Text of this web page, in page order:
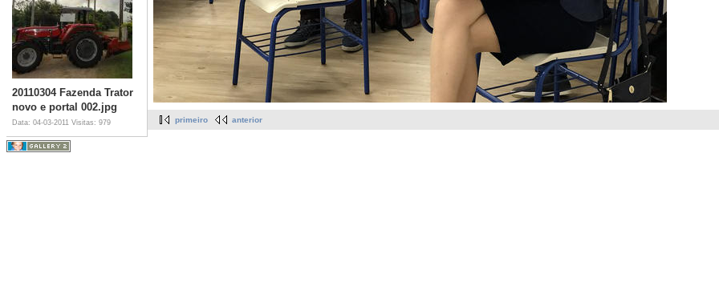
20110304 Fazenda Trator
novo e portal 002.jpg
Data: 04-03-2011 Visitas: 979 primeiro anterior